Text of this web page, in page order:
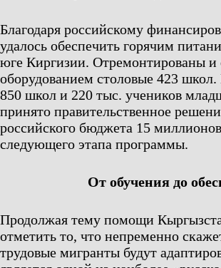
Благодаря российскому
удалось обеспечить горячим
юге Киргизии. Отремонтированы
оборудованием столовые 423 школ.
850 школ и 220 тыс. учеников
принято правительственное
российского бюджета 15
следующего этапа программы.
От обучения до
Продолжая тему помощи
отметить то, что непременно
трудовые мигранты будут